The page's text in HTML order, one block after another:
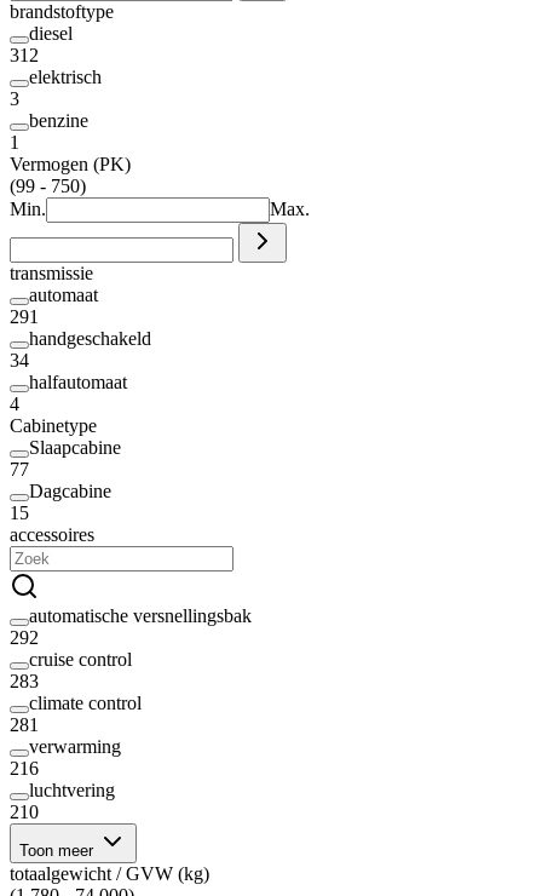
brandstoftype
diesel
312
elektrisch
3
benzine
1
Vermogen (PK)
(99 - 750)
Min.
Max.
transmissie
automaat
291
handgeschakeld
34
halfautomaat
4
Cabinetype
Slaapcabine
77
Dagcabine
15
accessoires
automatische versnellingsbak
292
cruise control
283
climate control
281
verwarming
216
luchtvering
210
Toon meer
totaalgewicht / GVW (kg)